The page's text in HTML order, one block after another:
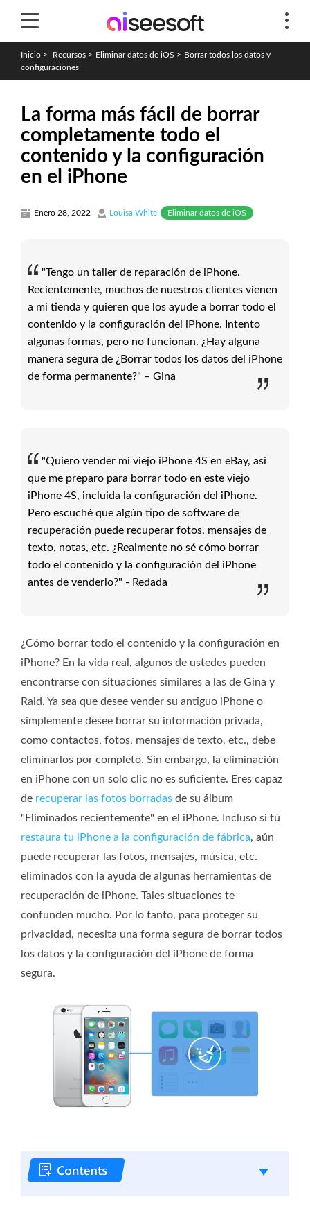
Inicio > Recursos > Eliminar datos de iOS > Borrar todos los datos y
configuraciones
La forma más fácil de borrar
completamente todo el
contenido y la configuración
en el iPhone
Enero 28, 2022 Louisa White Eliminar datos de iOS
"Tengo un taller de reparación de iPhone.
Recientemente, muchos de nuestros clientes vienen
a mi tienda y quieren que los ayude a borrar todo el
contenido y la configuración del iPhone. Intento
algunas formas, pero no funcionan. ¿Hay alguna
manera segura de ¿Borrar todos los datos del iPhone
de forma permanente?" – Gina
"Quiero vender mi viejo iPhone 4S en eBay, así
que me preparo para borrar todo en este viejo
iPhone 4S, incluida la configuración del iPhone.
Pero escuché que algún tipo de software de
recuperación puede recuperar fotos, mensajes de
texto, notas, etc. ¿Realmente no sé cómo borrar
todo el contenido y la configuración del iPhone
antes de venderlo?" - Redada
¿Cómo borrar todo el contenido y la configuración en
iPhone? En la vida real, algunos de ustedes pueden
encontrarse con situaciones similares a las de Gina y
Raid. Ya sea que desee vender su antiguo iPhone o
simplemente desee borrar su información privada,
como contactos, fotos, mensajes de texto, etc., debe
eliminarlos por completo. Sin embargo, la eliminación
en iPhone con un solo clic no es suficiente. Eres capaz
de recuperar las fotos borradas de su álbum
"Eliminados recientemente" en el iPhone. Incluso si tú
restaura tu iPhone a la configuración de fábrica, aún
puede recuperar las fotos, mensajes, música, etc.
eliminados con la ayuda de algunas herramientas de
recuperación de iPhone. Tales situaciones te
confunden mucho. Por lo tanto, para proteger su
privacidad, necesita una forma segura de borrar todos
los datos y la configuración del iPhone de forma
segura.